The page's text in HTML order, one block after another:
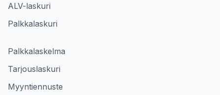
ALV-laskuri
Palkkalaskuri
Palkkalaskelma
Tarjouslaskuri
Myyntiennuste